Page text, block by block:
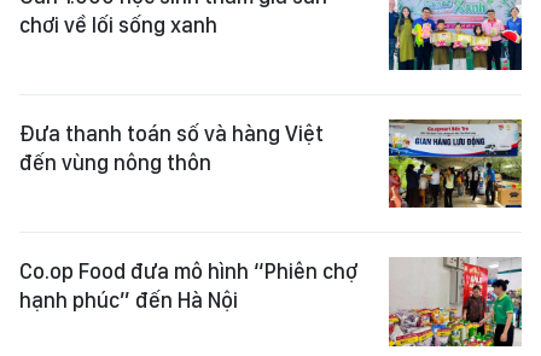
chơi về lối sống xanh
Đưa thanh toán số và hàng Việt
đến vùng nông thôn
Co.op Food đưa mô hình “Phiên chợ
hạnh phúc” đến Hà Nội